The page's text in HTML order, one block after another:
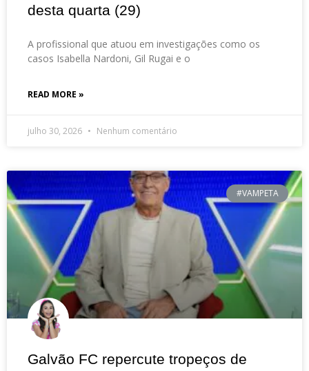
desta quarta (29)
A profissional que atuou em investigações como os
casos Isabella Nardoni, Gil Rugai e o
READ MORE »
julho 30, 2026 Nenhum comentário
#VAMPETA
Galvão FC repercute tropeços de